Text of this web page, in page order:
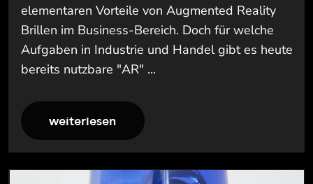
elementaren Vorteile von Augmented Reality
Brillen im Business-Bereich. Doch für welche
Aufgaben in Industrie und Handel gibt es heute
bereits nutzbare "AR" ...
weiterlesen